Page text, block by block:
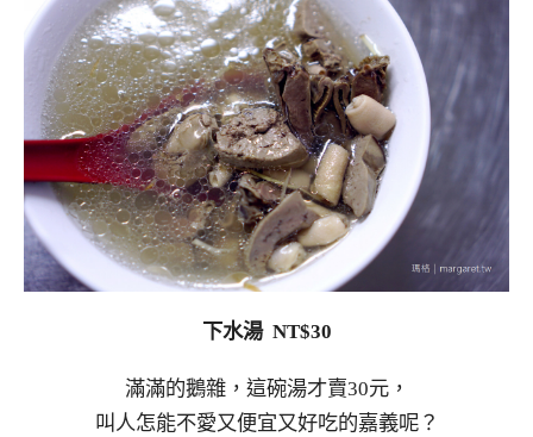
下水湯 NT$30
滿滿的鵝雜，這碗湯才賣30元，
叫人怎能不愛又便宜又好吃的嘉義呢？